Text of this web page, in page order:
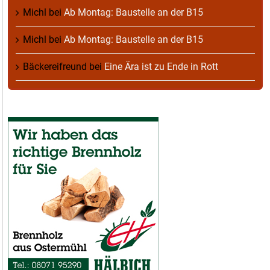
Michl bei Ab Montag: Baustelle an der B15
Michl bei Ab Montag: Baustelle an der B15
Bäckereifreund bei Eine Ära ist zu Ende in Rott